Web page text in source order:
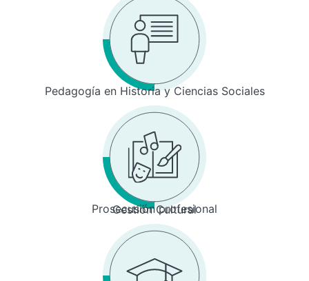
Pedagogía en Historia y Ciencias Sociales
Prosecusión profesional
Gestión Cultural